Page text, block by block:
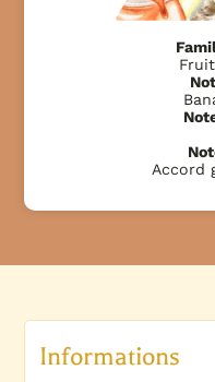
Accord
Informations